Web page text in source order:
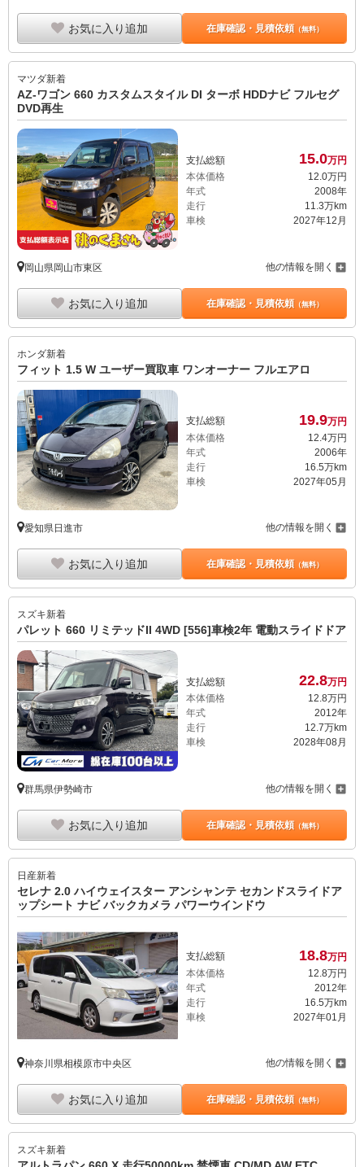
お気に入り追加 在庫確認・見積依頼（無料）
マツダ新着
AZ-ワゴン 660 カスタムスタイル DI ターボ HDDナビ フルセグ
DVD再生
支払総額 15.0万円
本体価格
12.0万円
年式
2008年
走行
11.3万km
車検
2027年12月
岡山県岡山市東区 他の情報を開く
お気に入り追加 在庫確認・見積依頼（無料）
ホンダ新着
フィット 1.5 W ユーザー買取車 ワンオーナー フルエアロ
支払総額 19.9万円
本体価格
12. 4万円
年式
2006年
走行
16.5万km
車検
2027年05月
愛知県日進市 他の情報を開く
お気に入り追加 在庫確認・見積依頼（無料）
スズキ新着
パレット 660 リミテッドII 4WD [556]車検2年 電動スライドドア
支払総額 22.8万円
本体価格
12.8万円
年式
2012年
走行
12.7万km
車検
2028年08月
群馬県伊勢崎市 他の情報を開く
お気に入り追加 在庫確認・見積依頼（無料）
日産新着
セレナ 2.0 ハイウェイスター アンシャンテ セカンドスライドア
ップシート ナビ バックカメラ パワーウインドウ
支払総額 18.8万円
本体価格
12. 8万円
年式
2012年
走行
16.5万km
車検
2027年01月
神奈川県相模原市中央区 他の情報を開く
お気に入り追加 在庫確認・見積依頼（無料）
スズキ新着